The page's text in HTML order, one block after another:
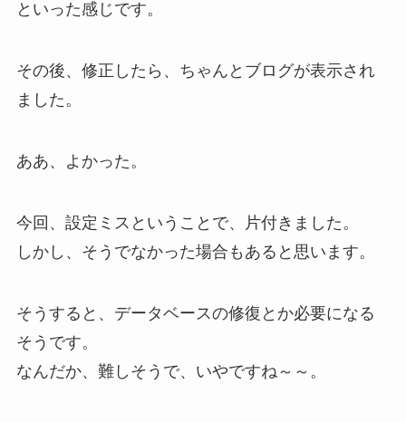
といった感じです。
その後、修正したら、ちゃんとブログが表示され
ました。
ああ、よかった。
今回、設定ミスということで、片付きました。
しかし、そうでなかった場合もあると思います。
そうすると、データベースの修復とか必要になる
そうです。
なんだか、難しそうで、いやですね～～。